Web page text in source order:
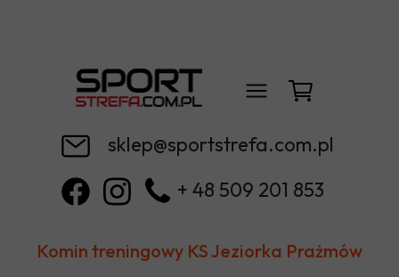
sklep@sportstrefa.com.pl
+ 48 509 201 853
Komin treningowy KS Jeziorka Prażmów